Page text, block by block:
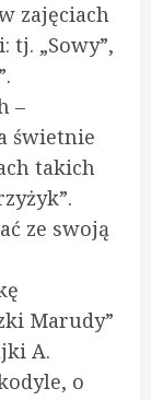
zajęciach
tj. „Sowy”,
–
świetnie
takich
ze swoją
Marudy”
A.
o